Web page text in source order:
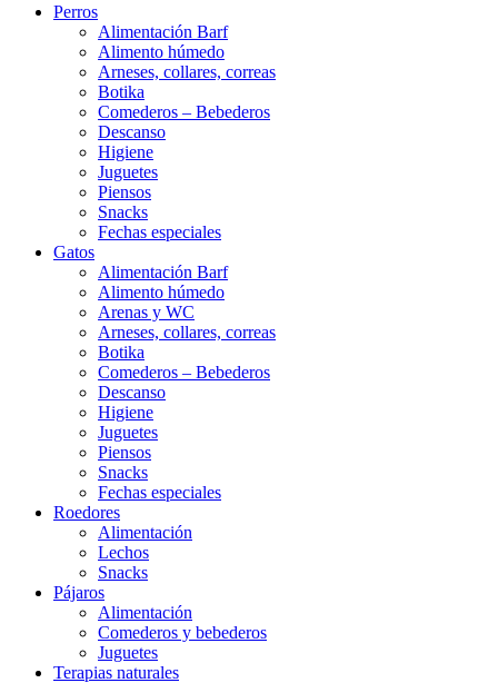
Perros
Alimentación Barf
Alimento húmedo
Arneses, collares, correas
Botika
Comederos – Bebederos
Descanso
Higiene
Juguetes
Piensos
Snacks
Fechas especiales
Gatos
Alimentación Barf
Alimento húmedo
Arenas y WC
Arneses, collares, correas
Botika
Comederos – Bebederos
Descanso
Higiene
Juguetes
Piensos
Snacks
Fechas especiales
Roedores
Alimentación
Lechos
Snacks
Pájaros
Alimentación
Comederos y bebederos
Juguetes
Terapias naturales